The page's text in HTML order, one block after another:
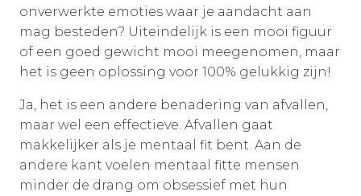
onverwerkte emoties waar je aandacht aan
mag besteden? Uiteindelijk is een mooi figuur
of een goed gewicht mooi meegenomen, maar
het is geen oplossing voor 100% gelukkig zijn!
Ja, het is een andere benadering van afvallen,
maar wel een effectieve. Afvallen gaat
makkelijker als je mentaal fit bent. Aan de
andere kant voelen mentaal fitte mensen
minder de drang om obsessief met hun